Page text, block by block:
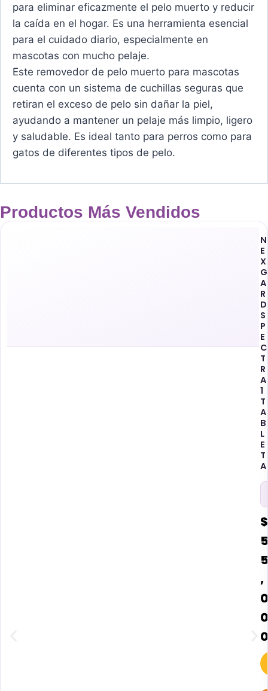
para eliminar eficazmente el pelo muerto y reducir
la caída en el hogar. Es una herramienta esencial
para el cuidado diario, especialmente en
mascotas con mucho pelaje.
Este removedor de pelo muerto para mascotas
cuenta con un sistema de cuchillas seguras que
retiran el exceso de pelo sin dañar la piel,
ayudando a mantener un pelaje más limpio, ligero
y saludable. Es ideal tanto para perros como para
gatos de diferentes tipos de pelo.
Productos Más Vendidos
N
E
X
G
A
R
D
S
P
E
C
T
R
A
1
T
A
B
L
E
T
A
$
5
5
,
0
0
0